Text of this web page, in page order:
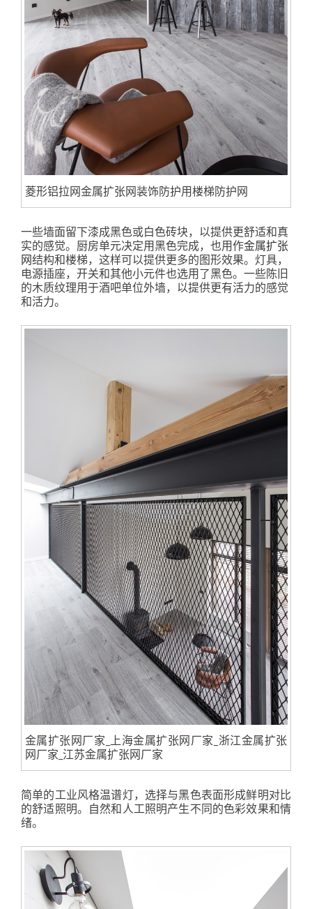
菱形铝拉网金属扩张网装饰防护用楼梯防护网
一些墙面留下漆成黑色或白色砖块，以提供更舒适和真
实的感觉。厨房单元决定用黑色完成，也用作金属扩张
网结构和楼梯，这样可以提供更多的图形效果。灯具，
电源插座，开关和其他小元件也选用了黑色。一些陈旧
的木质纹理用于酒吧单位外墙，以提供更有活力的感觉
和活力。
金属扩张网厂家_上海金属扩张网厂家_浙江金属扩张
网厂家_江苏金属扩张网厂家
简单的工业风格温谱灯，选择与黑色表面形成鲜明对比
的舒适照明。自然和人工照明产生不同的色彩效果和情
绪。